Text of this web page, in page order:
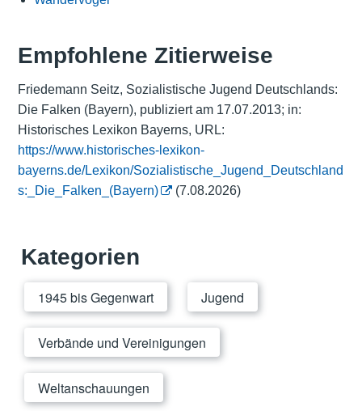
Empfohlene Zitierweise
Friedemann Seitz, Sozialistische Jugend Deutschlands:
Die Falken (Bayern), publiziert am 17.07.2013; in:
Historisches Lexikon Bayerns, URL:
https://www.historisches-lexikon-
bayerns.de/Lexikon/Sozialistische_Jugend_Deutschland
s:_Die_Falken_(Bayern)
(7.08.2026)
Kategorien
1945 bis Gegenwart Jugend
Verbände und Vereinigungen
Weltanschauungen